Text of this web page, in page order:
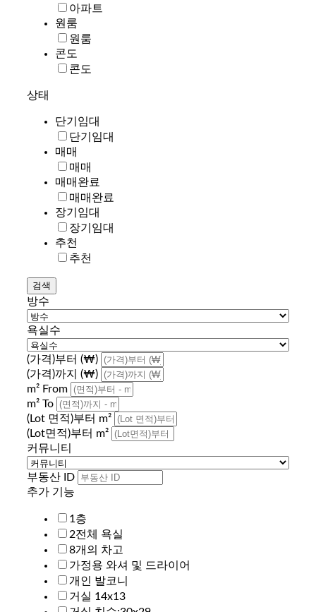
아파트
원룸
원룸
콘도
콘도
상태
단기임대
단기임대
매매
매매
매매완료
매매완료
장기임대
장기임대
추천
추천
방수
욕실수
(가격)부터 (₩)
(가격)까지 (₩)
m² From
m² To
(Lot 면적)부터 m²
(Lot면적)부터 m²
커뮤니티
부동산 ID
추가 기능
1층
2전체 욕실
8개의 차고
가정용 와셔 및 드라이어
개인 발코니
거실 14x13